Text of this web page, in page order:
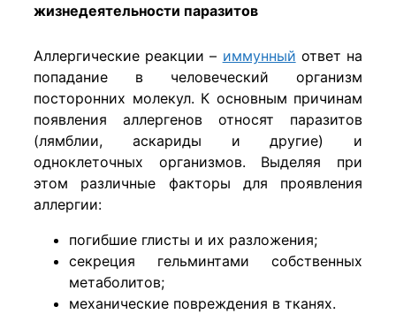
жизнедеятельности паразитов
Аллергические реакции – иммунный ответ на
попадание в человеческий организм
посторонних молекул. К основным причинам
появления аллергенов относят паразитов
(лямблии, аскариды и другие) и
одноклеточных организмов. Выделяя при
этом различные факторы для проявления
аллергии:
погибшие глисты и их разложения;
секреция гельминтами собственных
метаболитов;
механические повреждения в тканях.